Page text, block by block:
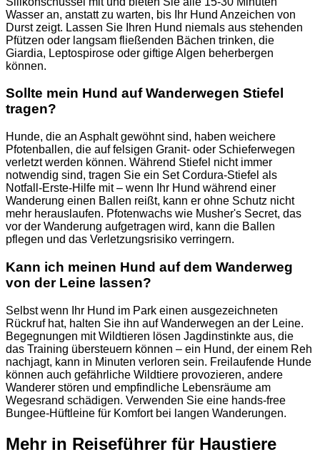
Wasser an, anstatt zu warten, bis Ihr Hund Anzeichen von
Durst zeigt. Lassen Sie Ihren Hund niemals aus stehenden
Pfützen oder langsam fließenden Bächen trinken, die
Giardia, Leptospirose oder giftige Algen beherbergen
können.
Sollte mein Hund auf Wanderwegen Stiefel
tragen?
Hunde, die an Asphalt gewöhnt sind, haben weichere
Pfotenballen, die auf felsigen Granit- oder Schieferwegen
verletzt werden können. Während Stiefel nicht immer
notwendig sind, tragen Sie ein Set Cordura-Stiefel als
Notfall-Erste-Hilfe mit – wenn Ihr Hund während einer
Wanderung einen Ballen reißt, kann er ohne Schutz nicht
mehr herauslaufen. Pfotenwachs wie Musher's Secret, das
vor der Wanderung aufgetragen wird, kann die Ballen
pflegen und das Verletzungsrisiko verringern.
Kann ich meinen Hund auf dem Wanderweg
von der Leine lassen?
Selbst wenn Ihr Hund im Park einen ausgezeichneten
Rückruf hat, halten Sie ihn auf Wanderwegen an der Leine.
Begegnungen mit Wildtieren lösen Jagdinstinkte aus, die
das Training übersteuern können – ein Hund, der einem Reh
nachjagt, kann in Minuten verloren sein. Freilaufende Hunde
können auch gefährliche Wildtiere provozieren, andere
Wanderer stören und empfindliche Lebensräume am
Wegesrand schädigen. Verwenden Sie eine hands-free
Bungee-Hüftleine für Komfort bei langen Wanderungen.
Mehr in Reiseführer für Haustiere